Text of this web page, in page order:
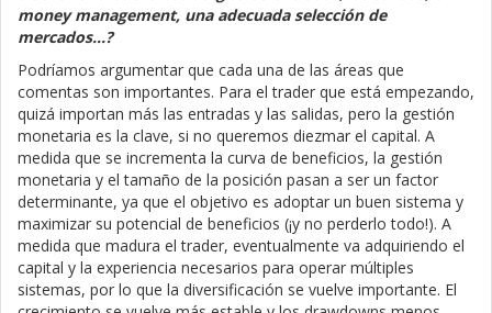
money management, una adecuada selección de
mercados...?
Podríamos argumentar que cada una de las áreas que
comentas son importantes. Para el trader que está empezando,
quizá importan más las entradas y las salidas, pero la gestión
monetaria es la clave, si no queremos diezmar el capital. A
medida que se incrementa la curva de beneficios, la gestión
monetaria y el tamaño de la posición pasan a ser un factor
determinante, ya que el objetivo es adoptar un buen sistema y
maximizar su potencial de beneficios (¡y no perderlo todo!). A
medida que madura el trader, eventualmente va adquiriendo el
capital y la experiencia necesarios para operar múltiples
sistemas, por lo que la diversificación se vuelve importante. El